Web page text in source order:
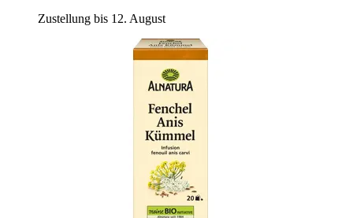
Zustellung bis 12. August